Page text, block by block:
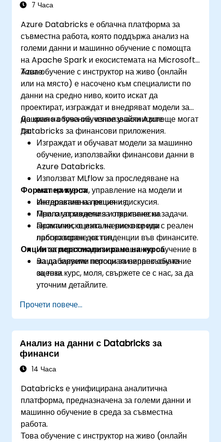
7 Часа
Azure Databricks е облачна платформа за
съвместна работа, която поддържа анализ на
големи данни и машинно обучение с помощта
на Apache Spark и екосистемата на Microsoft
Azure.
Това обучение с инструктор на живо (онлайн
или на място) е насочено към специалисти по
данни на средно ниво, които искат да
проектират, изграждат и внедряват модели за
машинно обучение, използвайки Azure
Databricks за финансови приложения.
До края на това обучение участниците ще могат
да:
Изграждат и обучават модели за машинно
обучение, използвайки финансови данни в
Azure Databricks.
Използват MLflow за проследяване на
експерименти, управление на модели и
внедряване на решения.
Прилагат модели за откриване на
аномалии, оценка на рискове или
прогнозиране на тенденции във финансите.
Интегрират модели за машинно обучение в
мащабируеми потоци за непрекъсната
оценка.
Формат на курса
Интерактивна лекция и дискусия.
Много упражнения и практически задачи.
Практическо изпълнение в среда с реален
лабораторен достъп.
Опции за персонализиране на курса
За да заявите персонализирано обучение
за този курс, моля, свържете се с нас, за да
уточним детайлите.
Прочети повече...
Анализ на данни с Databricks за
финанси
14 Часа
Databricks е унифицирана аналитична
платформа, предназначена за големи данни и
машинно обучение в среда за съвместна
работа.
Това обучение с инструктор на живо (онлайн